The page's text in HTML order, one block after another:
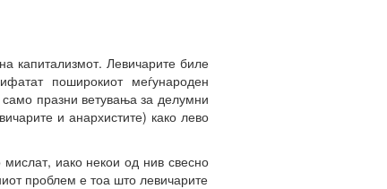
капитализмот. Левичарите биле
поширокиот меѓународен
празни ветувања за делумни
и анархистите) како лево
иако некои од нив свесно
проблем е тоа што левичарите